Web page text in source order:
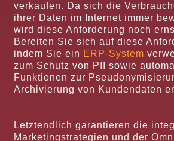
verkaufen. Da sich die
ihrer Daten im Internet immer
wird diese Anforderung noch
Bereiten Sie sich auf diese
indem Sie ein ERP-System
zum Schutz von PII sowie
Funktionen zur
Archivierung von Kundendaten
Letztendlich garantieren die
Marketingstrategien und der